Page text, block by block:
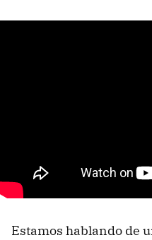
Estamos hablando de